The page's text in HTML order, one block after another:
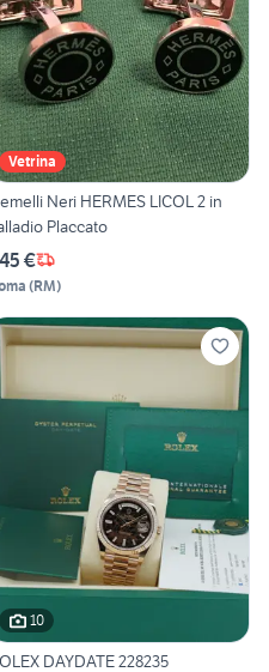
Vetrina
Neri HERMES LICOL 2 in
Placcato
€
(RM)
10
DAYDATE 228235